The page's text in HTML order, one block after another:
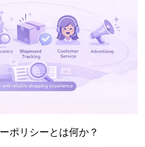
ポリシーとは何か？